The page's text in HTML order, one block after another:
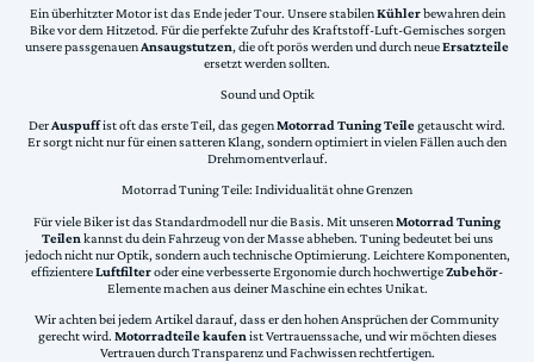
Ein überhitzter Motor ist das Ende jeder Tour. Unsere stabilenKühlerbewahren dein
Bike vor dem Hitzetod. Für die perfekte Zufuhr des Kraftstoff-Luft-Gemisches sorgen
unsere passgenauenAnsaugstutzen, die oft porös werden und durch neueErsatzteile
ersetzt werden sollten.
Sound und Optik
DerAuspuffist oft das erste Teil, das gegenMotorrad Tuning Teilegetauscht wird.
Er sorgt nicht nur für einen satteren Klang, sondern optimiert in vielen Fällen auch den
Drehmomentverlauf.
Motorrad Tuning Teile: Individualität ohne Grenzen
Für viele Biker ist das Standardmodell nur die Basis. Mit unserenMotorrad Tuning
Teilen kannst du dein Fahrzeug von der Masse abheben. Tuning bedeutet bei uns
jedoch nicht nur Optik, sondern auch technische Optimierung. Leichtere Komponenten,
effizientereLuftfilteroder eine verbesserte Ergonomie durch hochwertigeZubehör-
Elemente machen aus deiner Maschine ein echtes Unikat.
Wir achten bei jedem Artikel darauf, dass er den hohen Ansprüchen der Community
gerecht wird. Motorradteile kaufen ist Vertrauenssache, und wir möchten dieses
Vertrauen durch Transparenz und Fachwissen rechtfertigen.